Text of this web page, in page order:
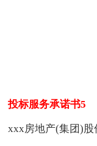
投标服务承诺书5
xxx房地产(集团)股